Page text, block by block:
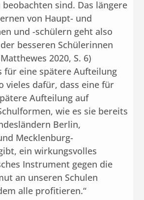
sind. Das längere
von Haupt- und
und -schülern geht also
besseren Schülerinnen
2020, S. 6)
für eine spätere Aufteilung
vieles dafür, dass eine für
Aufteilung auf
wie es sie bereits
Berlin,
Mecklenburg-
ein wirkungsvolles
Instrument gegen die
an unseren Schulen
alle profitieren.“